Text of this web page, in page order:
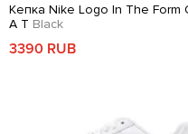
Кепка Nike Logo In The Form
A T Black
3390 RUB